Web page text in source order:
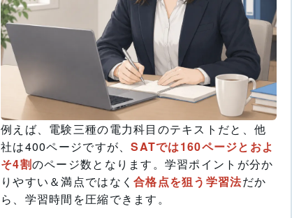
例えば、電験三種の電力科目のテキストだと、他
社は400ページですが、SATでは160ページとおよ
そ4割のページ数となります。学習ポイントが分か
りやすい＆満点ではなく合格点を狙う学習法だか
ら、学習時間を圧縮できます。